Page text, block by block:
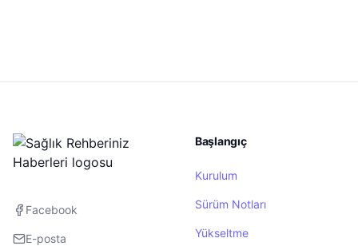
Facebook
E-posta
Başlangıç
Kurulum
Sürüm Notları
Yükseltme